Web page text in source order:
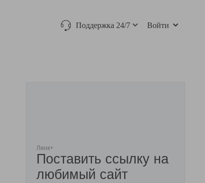
Поддержка 24/7 Войти
Линк+
Поставить ссылку на
любимый сайт